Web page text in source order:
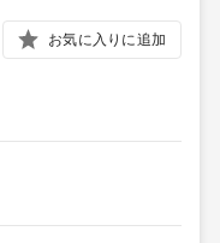
お気に入りに追加